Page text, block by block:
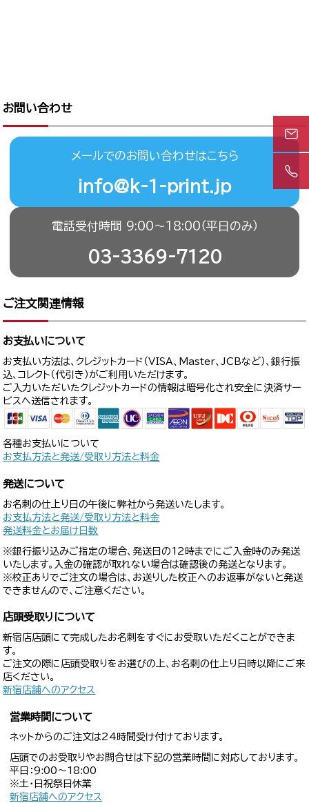
お問い合わせ
メールでのお問い合わせはこちら
info@k-1-print.jp
電話受付時間 9:00〜18:00（平日のみ）
03-3369-7120
ご注文関連情報
お支払いについて
お支払い方法は、クレジットカード（VISA、Master、JCBなど）、銀行振
込、コレクト（代引き）がご利用いただけます。
ご入力いただいたクレジットカードの情報は暗号化され安全に決済サー
ビスへ送信されます。
各種お支払いについて
お支払方法と発送/受取り方法と料金
発送について
お名刺の仕上り日の午後に弊社から発送いたします。
お支払方法と発送/受取り方法と料金
発送料金とお届け日数
※銀行振り込みご指定の場合、発送日の12時までにご入金時のみ発送
いたします。入金の確認が取れない場合は確認後の発送となります。
※校正ありでご注文の場合は、お送りした校正へのお返事がないと発送
できませんので、ご注意ください。
店頭受取りについて
新宿店店頭にて完成したお名刺をすぐにお受取いただくことができま
す。
ご注文の際に店頭受取りをお選びの上、お名刺の仕上り日時以降にご来
店ください。
新宿店舗へのアクセス
営業時間について
ネットからのご注文は24時間受け付けております。
店頭でのお受取りやお問合せは下記の営業時間に対応しております。
平日：9:00〜18:00
※土・日祝祭日休業
新宿店舗へのアクセス